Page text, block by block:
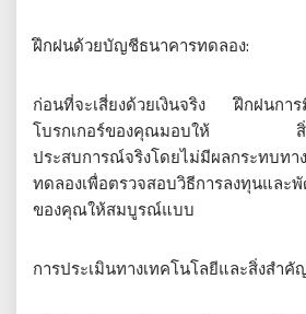
ฝึกฝนด้วยบัญชีธนาคารทดลอง:
ก่อนที่จะเสี่ยงด้วยเงินจริง ฝึกฝนกา
โบรกเกอร์ของคุณมอบให้ สิ่งนี้
ประสบการณ์จริงโดยไม่มีผลกระท
ทดลองเพื่อตรวจสอบวิธีการลงทุนและ
ของคุณให้สมบูรณ์แบบ
การประเมินทางเทคโนโลยีและสิ่งสำคั